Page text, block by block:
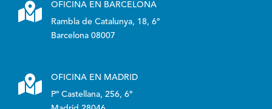

OFICINA EN BARCELONA
Rambla de Catalunya, 18, 6º
Barcelona 08007

OFICINA EN MADRID
Pº Castellana, 256, 6º